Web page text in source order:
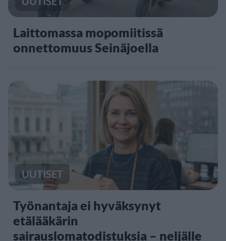
Laittomassa mopomiitissä
onnettomuus Seinäjoella
UUTISET
Työnantaja ei hyväksynyt
etälääkärin
sairauslomatodistuksia – neljälle